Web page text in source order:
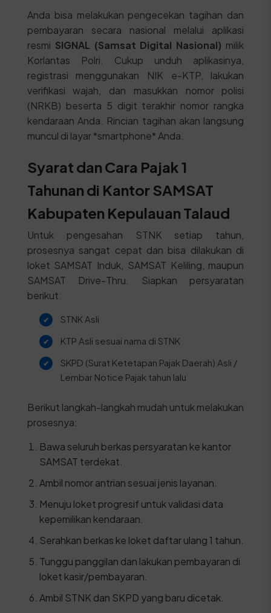
Anda bisa melakukan pengecekan tagihan dan
pembayaran secara nasional melalui aplikasi
resmi SIGNAL (Samsat Digital Nasional) milik
Korlantas Polri. Cukup unduh aplikasinya,
registrasi menggunakan NIK e-KTP, lakukan
verifikasi wajah, dan masukkan nomor polisi
(NRKB) beserta 5 digit terakhir nomor rangka
kendaraan Anda. Rincian tagihan akan langsung
muncul di layar *smartphone* Anda.
Syarat dan Cara Pajak 1
Tahunan di Kantor SAMSAT
Kabupaten Kepulauan Talaud
Untuk pengesahan STNK setiap tahun,
prosesnya sangat cepat dan bisa dilakukan di
loket SAMSAT Induk, SAMSAT Keliling, maupun
SAMSAT Drive-Thru. Siapkan persyaratan
berikut:
STNK Asli
KTP Asli sesuai nama di STNK
SKPD (Surat Ketetapan Pajak Daerah) Asli /
Lembar Notice Pajak tahun lalu
Berikut langkah-langkah mudah untuk melakukan
prosesnya:
Bawa seluruh berkas persyaratan ke kantor
SAMSAT terdekat.
Ambil nomor antrian sesuai jenis layanan.
Menuju loket progresif untuk validasi data
kepemilikan kendaraan.
Serahkan berkas ke loket daftar ulang 1 tahun.
Tunggu panggilan dan lakukan pembayaran di
loket kasir/pembayaran.
Ambil STNK dan SKPD yang baru dicetak.